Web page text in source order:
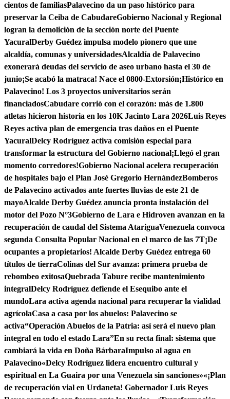
cientos de familiasPalavecino da un paso histórico para
preservar la Ceiba de CabudareGobierno Nacional y Regional
logran la demolición de la sección norte del Puente
YacuralDerby Guédez impulsa modelo pionero que une
alcaldía, comunas y universidadesAlcaldía de Palavecino
exonerará deudas del servicio de aseo urbano hasta el 30 de
junio¡Se acabó la matraca! Nace el 0800-Extorsión¡Histórico en
Palavecino! Los 3 proyectos universitarios serán
financiadosCabudare corrió con el corazón: más de 1.800
atletas hicieron historia en los 10K Jacinto Lara 2026Luis Reyes
Reyes activa plan de emergencia tras daños en el Puente
YacuralDelcy Rodríguez activa comisión especial para
transformar la estructura del Gobierno nacional¡Llegó el gran
momento corredores!Gobierno Nacional acelera recuperación
de hospitales bajo el Plan José Gregorio HernándezBomberos
de Palavecino activados ante fuertes lluvias de este 21 de
mayoAlcalde Derby Guédez anuncia pronta instalación del
motor del Pozo N°3Gobierno de Lara e Hidroven avanzan en la
recuperación de caudal del Sistema AtariguaVenezuela convoca
segunda Consulta Popular Nacional en el marco de las 7T¡De
ocupantes a propietarios! Alcalde Derby Guédez entrega 60
títulos de tierraColinas del Sur avanza: primera prueba de
rebombeo exitosaQuebrada Tabure recibe mantenimiento
integralDelcy Rodríguez defiende el Esequibo ante el
mundoLara activa agenda nacional para recuperar la vialidad
agrícolaCasa a casa por los abuelos: Palavecino se
activa“Operación Abuelos de la Patria: así será el nuevo plan
integral en todo el estado Lara”En su recta final: sistema que
cambiará la vida en Doña BárbaraImpulso al agua en
Palavecino«Delcy Rodríguez lidera encuentro cultural y
espiritual en La Guaira por una Venezuela sin sanciones»«¡Plan
de recuperación vial en Urdaneta! Gobernador Luis Reyes